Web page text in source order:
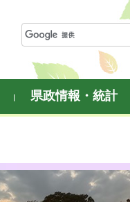
県政情報・統計